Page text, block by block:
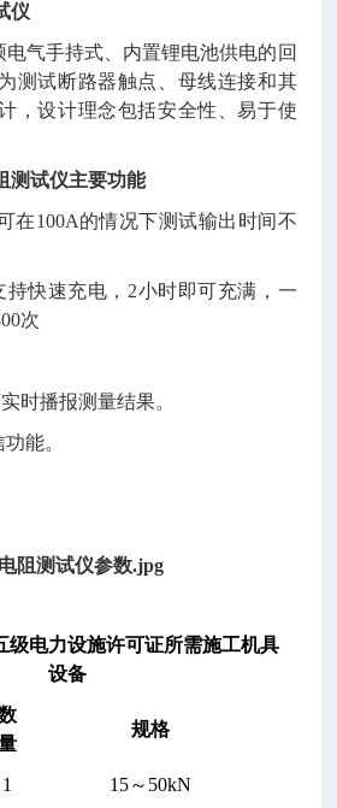
仪
电气手持式、内置锂电池供电的回
测试断路器触点、母线连接和其
，设计理念包括安全性、易于使
测试仪主要功能
在100A的情况下测试输出时间不
持快速充电，2小时即可充满，一
次
时播报测量结果。
能。
级电力设施许可证所需施工机具
设备
规格
1 15～50kN